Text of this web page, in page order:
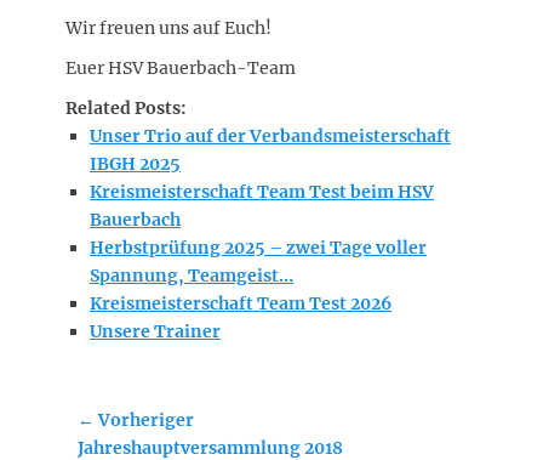
Wir freuen uns auf Euch!
Euer HSV Bauerbach-Team
Related Posts:
Unser Trio auf der Verbandsmeisterschaft
IBGH 2025
Kreismeisterschaft Team Test beim HSV
Bauerbach
Herbstprüfung 2025 – zwei Tage voller
Spannung, Teamgeist…
Kreismeisterschaft Team Test 2026
Unsere Trainer
Beitragsnavigation
← Vorheriger
Vorheriger
Jahreshauptversammlung 2018